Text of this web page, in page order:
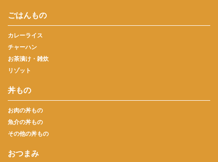
ごはんもの
カレーライス
チャーハン
お茶漬け・雑炊
リゾット
丼もの
お肉の丼もの
魚介の丼もの
その他の丼もの
おつまみ